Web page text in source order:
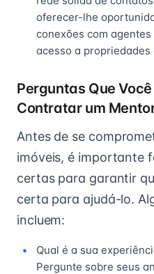
oferecer-lhe
conexões com
acesso a
Perguntas Que
Contratar um
Antes de se
imóveis, é importante
certas para garantir
certa para ajudá-lo.
incluem:
Qual é a sua
Pergunte sobre seus